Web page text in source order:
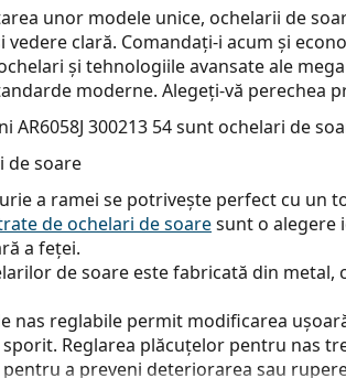
unor modele unice, ochelarii de
vedere clară. Comandați-i acum și
și tehnologiile avansate ale
moderne. Alegeți-vă perechea
AR6058J 300213 54sunt ochelari de
de soare
a ramei se potrivește perfect cu un
de ochelari de soaresunt o alegere
a feței.
de soare este fabricată din
nas reglabile permit modificarea
Reglarea plăcuțelor pentru nas
a preveni deteriorarea sau